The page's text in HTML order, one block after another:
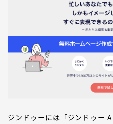
ジンドゥーには「ジンドゥー